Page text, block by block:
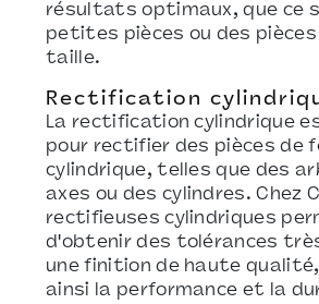
résultats optimaux, que ce
petites pièces ou des
taille.
Rectification
La rectification cylindrique
pour rectifier des pièces de
cylindrique, telles que des
axes ou des cylindres. Chez
rectifieuses cylindriques
d'obtenir des tolérances
une finition de haute
ainsi la performance et la